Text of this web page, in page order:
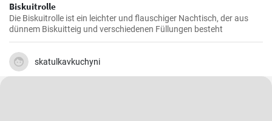
Biskuitrolle
Die Biskuitrolle ist ein leichter und flauschiger Nachtisch, der aus
dünnem Biskuitteig und verschiedenen Füllungen besteht
skatulkavkuchyni